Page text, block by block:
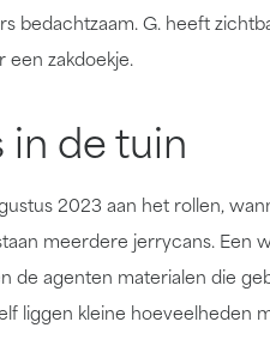
bedachtzaam. G. heeft
een zakdoekje.
in de tuin
2023 aan het rollen,
meerdere jerrycans. Een
de agenten materialen die
liggen kleine hoeveelheden